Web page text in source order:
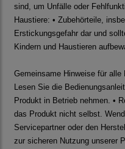
sind, um Unfälle oder
Haustiere: • Zubehörteile,
Erstickungsgefahr dar und
Kindern und Haustieren
Gemeinsame Hinweise für alle
Lesen Sie die
Produkt in Betrieb nehmen. •
das Produkt nicht selbst.
Servicepartner oder den
zur sicheren Nutzung unserer